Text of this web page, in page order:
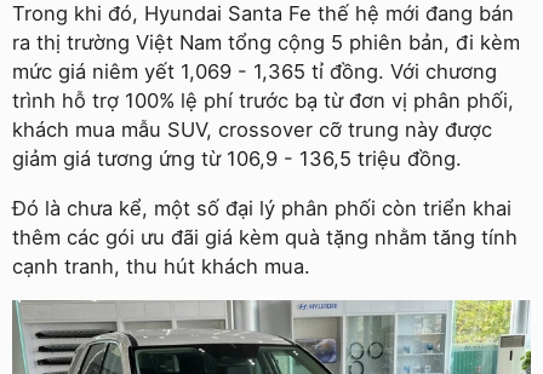
Trong khi đó, Hyundai Santa Fe thế hệ mới đang bán
ra thị trường Việt Nam tổng cộng 5 phiên bản, đi kèm
mức giá niêm yết 1,069 - 1,365 tỉ đồng. Với chương
trình hỗ trợ 100% lệ phí trước bạ từ đơn vị phân phối,
khách mua mẫu SUV, crossover cỡ trung này được
giảm giá tương ứng từ 106,9 - 136,5 triệu đồng.
Đó là chưa kể, một số đại lý phân phối còn triển khai
thêm các gói ưu đãi giá kèm quà tặng nhằm tăng tính
cạnh tranh, thu hút khách mua.